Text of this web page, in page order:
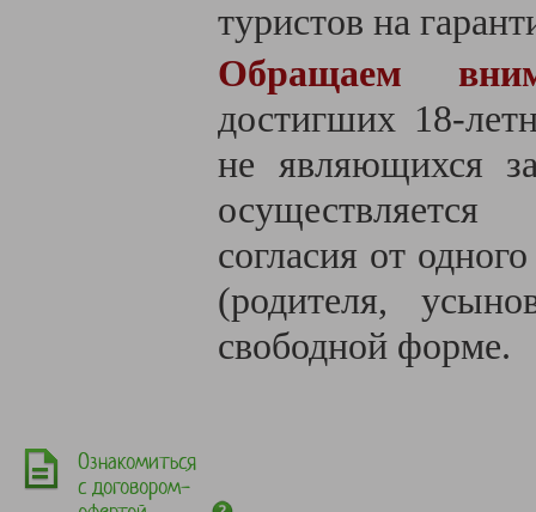
туристов на
Обращаем
достигших 18-
не являющихся
согласия от
(родителя,
свободной форме.
Ознакомиться
с договором-